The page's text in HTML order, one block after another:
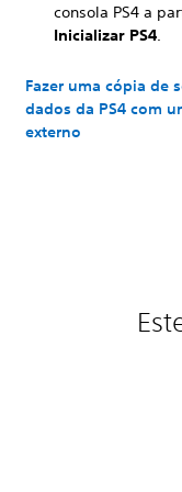
consola PS4 a
Inicializar PS4
Fazer uma cópia de
dados da PS4 com
externo